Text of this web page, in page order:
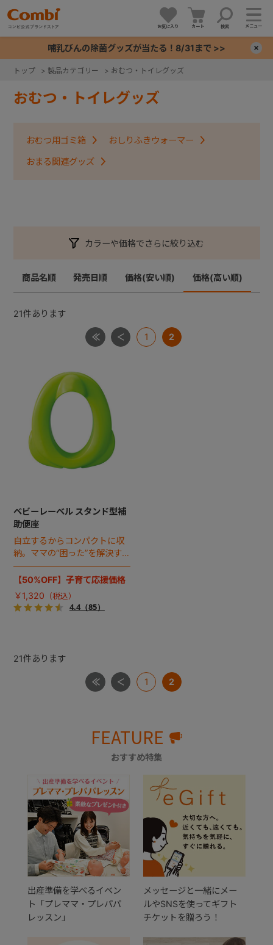
お気に入り カート 検索 メニュー
哺乳びんの除菌グッズが当たる！8/31まで >>
トップ > 製品カテゴリー > おむつ・トイレグッズ
おむつ・トイレグッズ
おむつ用ゴミ箱 おしりふきウォーマー
おまる関連グッズ
カラーや価格でさらに絞り込む
商品名順 発売日順 価格(安い順) 価格(高い順)
21件あります
1 2
ベビーレーベル スタンド型補
助便座
自立するからコンパクトに収
納。ママの“困った”を解決する
補助便座誕生！
【50%OFF】子育て応援価格
￥1,320
4.4（85）
21件あります
1 2
FEATURE
おすすめ特集
出産準備を学べるイベン
ト「プレママ・プレパパ
レッスン」
メッセージと一緒にメー
ルやSNSを使ってギフト
チケットを贈ろう！